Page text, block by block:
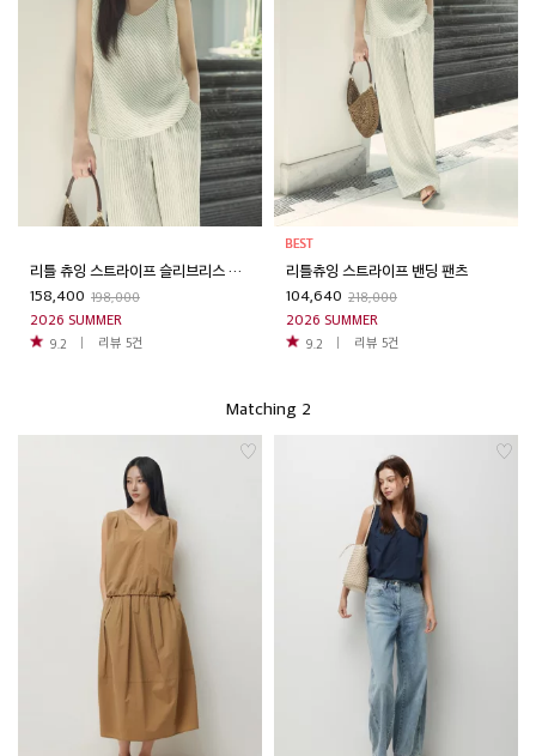
리틀 츄잉 스트라이프 슬리브리스 블라우스
158,400 198,000
2026 SUMMER
9.2 리뷰 5건
리틀츄잉 스트라이프 밴딩 팬츠
104,640 218,000
2026 SUMMER
9.2 리뷰 5건
Matching 2